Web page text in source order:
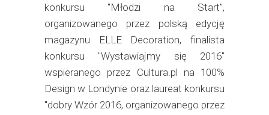
konkursu "Młodzi na Start",
organizowanego przez polską edycję
magazynu ELLE Decoration, finalista
konkursu "Wystawiajmy się 2016"
wspieranego przez Cultura.pl na 100%
Design w Londynie oraz laureat konkursu
"dobry Wzór 2016, organizowanego przez